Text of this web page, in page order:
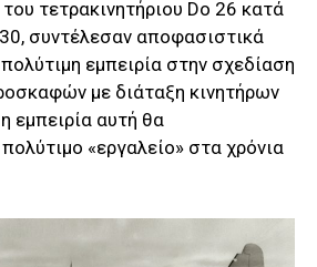
τετρακινητήριου Do 26 κατά
συντέλεσαν αποφασιστικά
εμπειρία στην σχεδίαση
με διάταξη κινητήρων
εμπειρία αυτή θα
«εργαλείο» στα χρόνια